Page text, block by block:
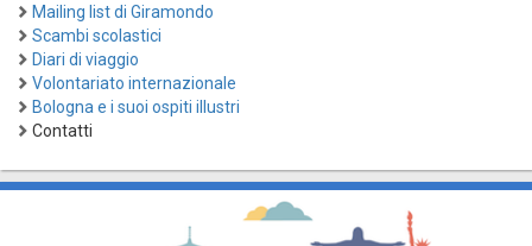
Mailing list di Giramondo
Scambi scolastici
Diari di viaggio
Volontariato internazionale
Bologna e i suoi ospiti illustri
Contatti